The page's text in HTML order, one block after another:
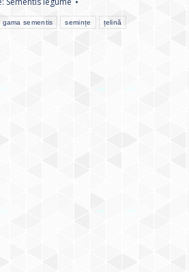
gama sementis semințe țelină